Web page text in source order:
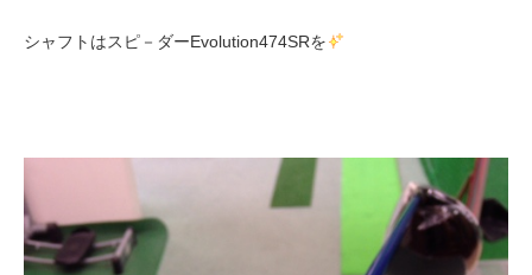
シャフトはスピ－ダーEvolution474SRを